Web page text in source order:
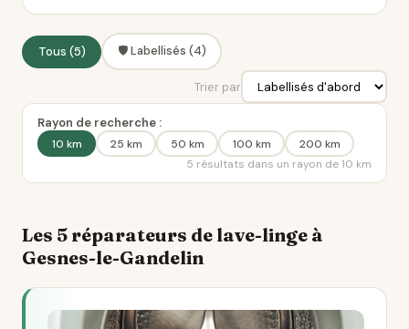
Tous (5) 🛡️ Labellisés (4)
Trier par
Rayon de recherche :
10 km 25 km 50 km 100 km
200 km
5 résultats dans un rayon de 10 km
Les 5 réparateurs de lave-linge à
Gesnes-le-Gandelin